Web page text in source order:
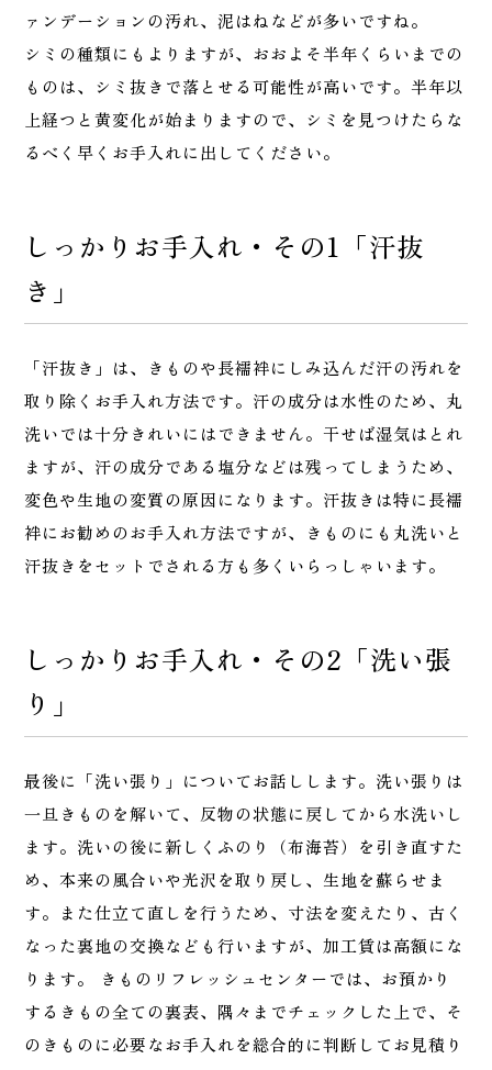
ァンデーションの汚れ、泥はねなどが多いですね。
シミの種類にもよりますが、おおよそ半年くらいまでの
ものは、シミ抜きで落とせる可能性が高いです。半年以
上経つと黄変化が始まりますので、シミを見つけたらな
るべく早くお手入れに出してください。
しっかりお手入れ・その1「汗抜
き」
「汗抜き」は、きものや長襦袢にしみ込んだ汗の汚れを
取り除くお手入れ方法です。汗の成分は水性のため、丸
洗いでは十分きれいにはできません。干せば湿気はとれ
ますが、汗の成分である塩分などは残ってしまうため、
変色や生地の変質の原因になります。汗抜きは特に長襦
袢にお勧めのお手入れ方法ですが、きものにも丸洗いと
汗抜きをセットでされる方も多くいらっしゃいます。
しっかりお手入れ・その2「洗い張
り」
最後に「洗い張り」についてお話しします。洗い張りは
一旦きものを解いて、反物の状態に戻してから水洗いし
ます。洗いの後に新しくふのり（布海苔）を引き直すた
め、本来の風合いや光沢を取り戻し、生地を蘇らせま
す。また仕立て直しを行うため、寸法を変えたり、古く
なった裏地の交換なども行いますが、加工賃は高額にな
ります。 きものリフレッシュセンターでは、お預かり
するきもの全ての裏表、隅々までチェックした上で、そ
のきものに必要なお手入れを総合的に判断してお見積り